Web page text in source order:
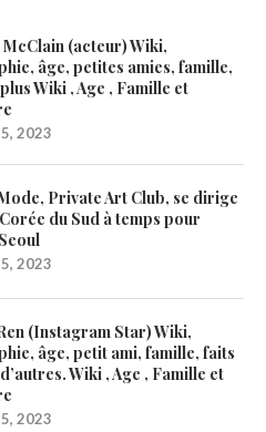
(acteur) Wiki,
âge, petites amies, famille,
Wiki , Age , Famille et
2023
Private Art Club, se dirige
du Sud à temps pour
2023
(Instagram Star) Wiki,
âge, petit ami, famille, faits
Wiki , Age , Famille et
2023